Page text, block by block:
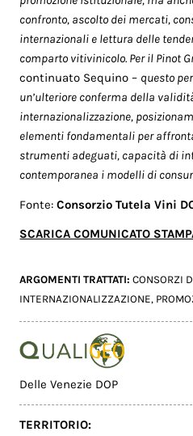
confronto, ascolto dei mercati,
internazionali e lettura delle
comparto vitivinicolo. Per il Pinot
continuato Sequino – questo
un’ulteriore conferma della
internazionalizzazione,
elementi fondamentali per
strumenti adeguati, capacità di
contemporanea i modelli di
Fonte:Consorzio Tutela Vini
SCARICA COMUNICATO
ARGOMENTI TRATTATI:CONSORZI
INTERNAZIONALIZZAZIONE,
Delle Venezie DOP
TERRITORIO: